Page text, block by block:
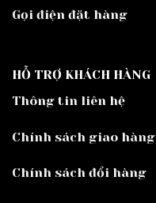
Gọi điện đặt hàng
HỖ TRỢ KHÁCH HÀNG
Thông tin liên hệ
Chính sách giao hàng
Chính sách đổi hàng